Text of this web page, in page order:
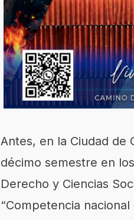
Antes, en la Ciudad de
décimo semestre en
Derecho y Ciencias
“Competencia nacional